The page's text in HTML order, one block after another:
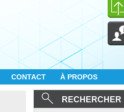
CONTACT À PROPOS
RECHERCHER